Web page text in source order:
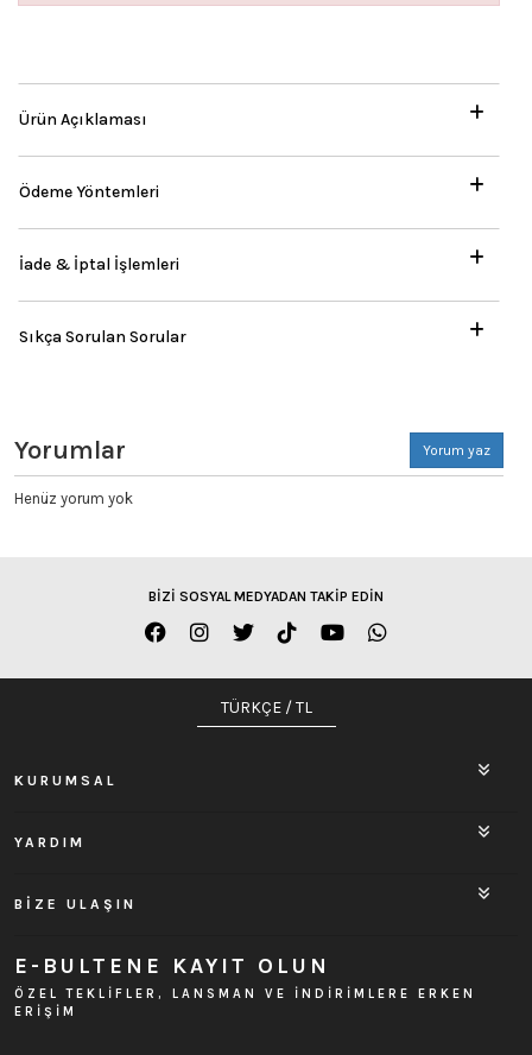
Ürün Açıklaması
Ödeme Yöntemleri
İade & İptal İşlemleri
Sıkça Sorulan Sorular
Yorumlar Yorum yaz
Henüz yorum yok
BİZİ SOSYAL MEDYADAN TAKİP EDİN
TÜRKÇE / TL
KURUMSAL
YARDIM
BİZE ULAŞIN
E-BULTENE KAYIT OLUN
ÖZEL TEKLİFLER, LANSMAN VE İNDİRİMLERE ERKEN
ERİŞİM